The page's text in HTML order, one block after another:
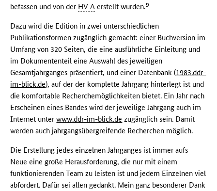
befassen und von der HV A erstellt wurden.9
Dazu wird die Edition in zwei unterschiedlichen
Publikationsformen zugänglich gemacht: einer Buchversion im
Umfang von 320 Seiten, die eine ausführliche Einleitung und
im Dokumententeil eine Auswahl des jeweiligen
Gesamtjahrganges präsentiert, und einer Datenbank (1983.ddr-
im-blick.de), auf der der komplette Jahrgang hinterlegt ist und
die komfortable Recherchemöglichkeiten bietet. Ein Jahr nach
Erscheinen eines Bandes wird der jeweilige Jahrgang auch im
Internet unterwww.ddr-im-blick.de zugänglich sein. Damit
werden auch jahrgangsübergreifende Recherchen möglich.
Die Erstellung jedes einzelnen Jahrganges ist immer aufs
Neue eine große Herausforderung, die nur mit einem
funktionierenden Team zu leisten ist und jedem Einzelnen viel
abfordert. Dafür sei allen gedankt. Mein ganz besonderer Dank